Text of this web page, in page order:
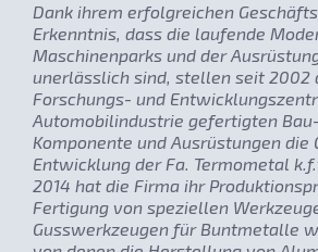
Dank ihrem erfolgreichen
Erkenntnis, dass die laufende
Maschinenparks und der
unerlässlich sind, stellen seit 2002
Forschungs- und
Automobilindustrie gefertigten
Komponente und Ausrüstungen die
Entwicklung der Fa. Termometal
2014 hat die Firma ihr
Fertigung von speziellen
Gusswerkzeugen für Buntmetalle